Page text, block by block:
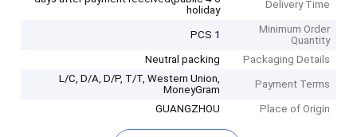
Delivery Time
holiday
Minimum Order
Quantity
1 PCS
Packaging Details
Neutral packing
Payment Terms
L/C, D/A, D/P, T/T, Western Union,
MoneyGram
Place of Origin
GUANGZHOU